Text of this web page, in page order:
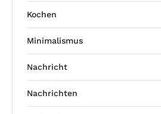
Kochen
Minimalismus
Nachricht
Nachrichten